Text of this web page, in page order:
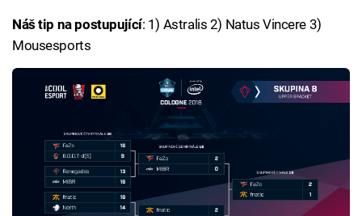
Náš tip na postupující: 1) Astralis 2) Natus Vincere 3)
Mousesports